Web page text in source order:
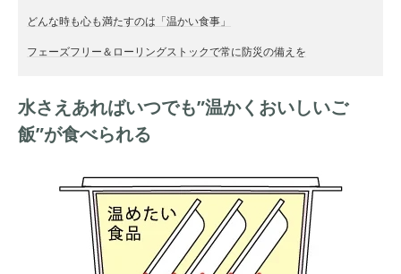
どんな時も心も満たすのは「温かい食事」
フェーズフリー＆ローリングストックで常に防災の備えを
水さえあればいつでも”温かくおいしいご
飯”が食べられる